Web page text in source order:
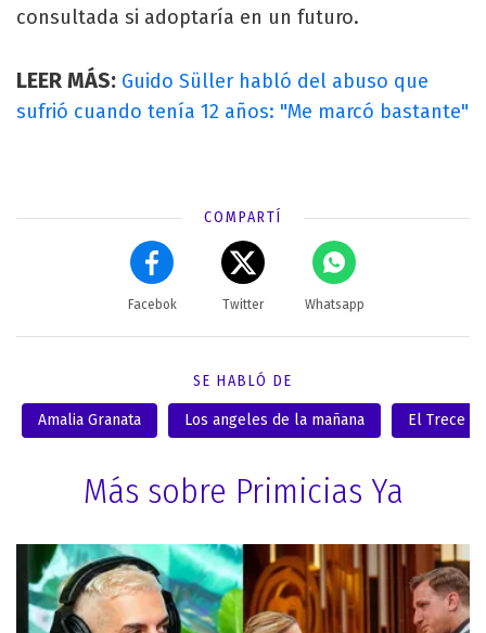
consultada si adoptaría en un futuro.
LEER MÁS: Guido Süller​ habló del abuso que
sufrió cuando tenía 12 años: "Me marcó bastante"
COMPARTÍ
Facebok Twitter Whatsapp
SE HABLÓ DE
Amalia Granata Los angeles de la mañana El Trece
Más sobre Primicias Ya